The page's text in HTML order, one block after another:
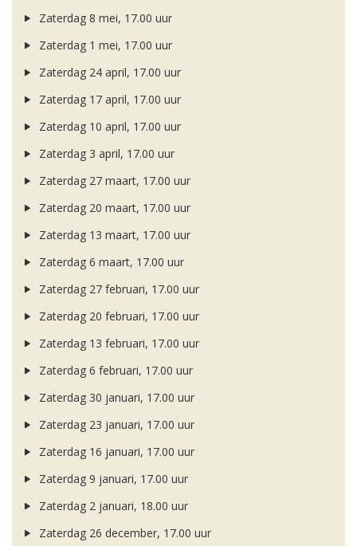
Zaterdag 8 mei, 17.00 uur
Zaterdag 1 mei, 17.00 uur
Zaterdag 24 april, 17.00 uur
Zaterdag 17 april, 17.00 uur
Zaterdag 10 april, 17.00 uur
Zaterdag 3 april, 17.00 uur
Zaterdag 27 maart, 17.00 uur
Zaterdag 20 maart, 17.00 uur
Zaterdag 13 maart, 17.00 uur
Zaterdag 6 maart, 17.00 uur
Zaterdag 27 februari, 17.00 uur
Zaterdag 20 februari, 17.00 uur
Zaterdag 13 februari, 17.00 uur
Zaterdag 6 februari, 17.00 uur
Zaterdag 30 januari, 17.00 uur
Zaterdag 23 januari, 17.00 uur
Zaterdag 16 januari, 17.00 uur
Zaterdag 9 januari, 17.00 uur
Zaterdag 2 januari, 18.00 uur
Zaterdag 26 december, 17.00 uur